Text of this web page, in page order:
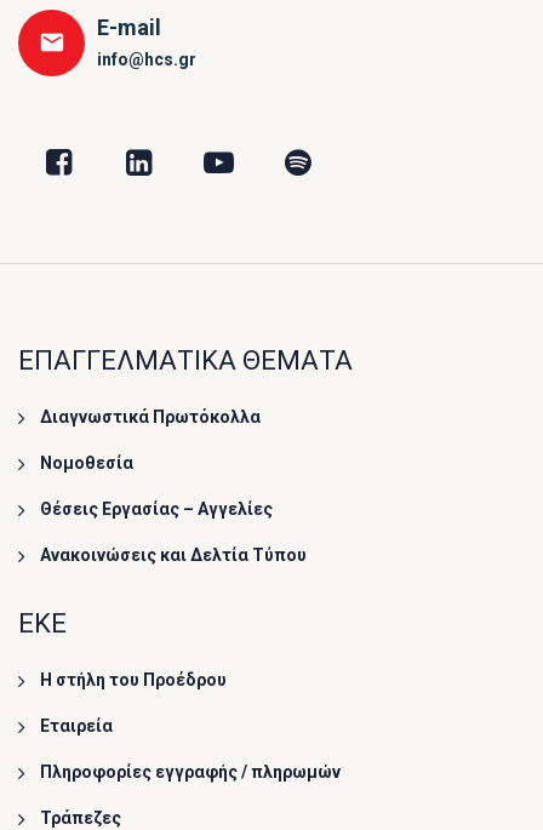
E-mail
info@hcs.gr
ΕΠΑΓΓΕΛΜΑΤΙΚΑ ΘΕΜΑΤΑ
Διαγνωστικά Πρωτόκολλα
Νομοθεσία
Θέσεις Εργασίας – Αγγελίες
Ανακοινώσεις και Δελτία Τύπου
ΕΚΕ
Η στήλη του Προέδρου
Εταιρεία
Πληροφορίες εγγραφής / πληρωμών
Τράπεζες